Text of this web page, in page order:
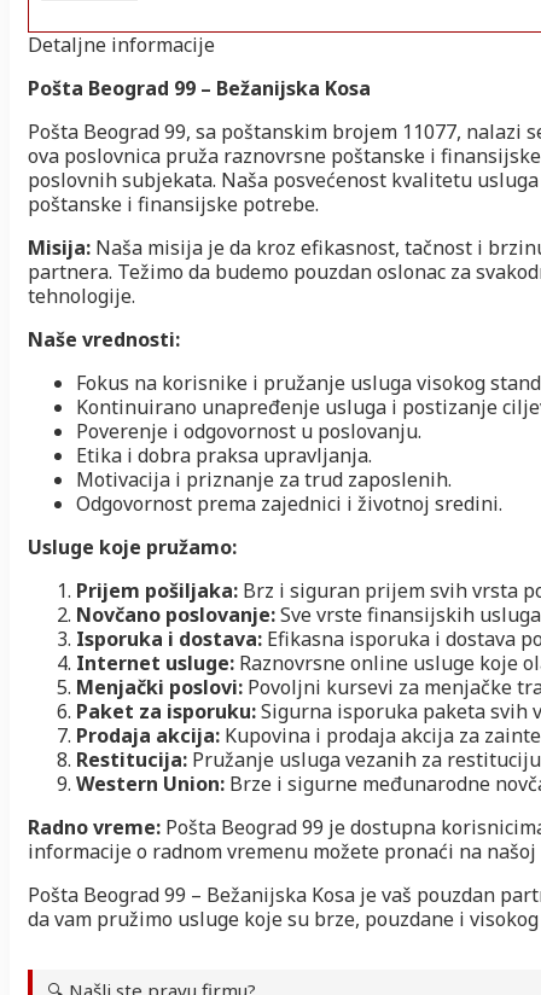
Detaljne informacije
Pošta Beograd 99 – Bežanijska Kosa
Pošta Beograd 99, sa poštanskim brojem 11077, nalazi
ova poslovnica pruža raznovrsne poštanske i
poslovnih subjekata. Naša posvećenost kvalitetu
poštanske i finansijske potrebe.
Misija: Naša misija je da kroz efikasnost, tačnost i
partnera. Težimo da budemo pouzdan oslonac za
tehnologije.
Naše vrednosti:
Fokus na korisnike i pružanje usluga visokog
Kontinuirano unapređenje usluga i postizanje
Poverenje i odgovornost u poslovanju.
Etika i dobra praksa upravljanja.
Motivacija i priznanje za trud zaposlenih.
Odgovornost prema zajednici i životnoj sredini.
Usluge koje pružamo:
Prijem pošiljaka: Brz i siguran prijem svih vrsta
Novčano poslovanje:Sve vrste finansijskih
Isporuka i dostava: Efikasna isporuka i dostava
Internet usluge: Raznovrsne online usluge koje
Menjački poslovi: Povoljni kursevi za menjačke
Paket za isporuku:Sigurna isporuka paketa svih
Prodaja akcija: Kupovina i prodaja akcija za
Restitucija: Pružanje usluga vezanih za
Western Union: Brze i sigurne međunarodne
Radno vreme: Pošta Beograd 99 je dostupna
informacije o radnom vremenu možete pronaći na
Pošta Beograd 99 – Bežanijska Kosa je vaš pouzdan
da vam pružimo usluge koje su brze, pouzdane i
🔍 Našli ste pravu firmu?